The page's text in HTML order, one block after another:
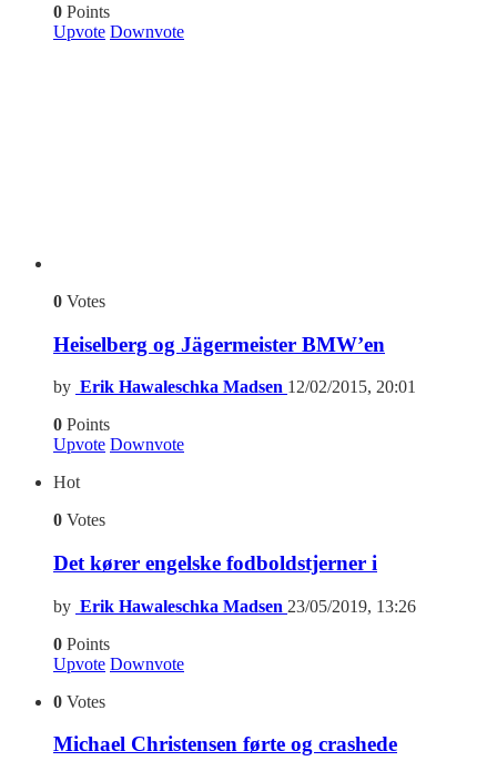
0 Points
Upvote Downvote
0 Votes
Heiselberg og Jägermeister BMW’en
by Erik Hawaleschka Madsen 12/02/2015, 20:01
0 Points
Upvote Downvote
Hot
0 Votes
Det kører engelske fodboldstjerner i
by Erik Hawaleschka Madsen 23/05/2019, 13:26
0 Points
Upvote Downvote
0 Votes
Michael Christensen førte og crashede